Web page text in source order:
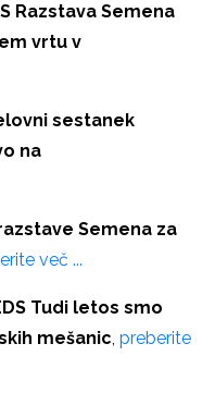
Razstava Semena
vrtu v
sestanek
na
Semena za
več ...
Tudi letos smo
mešanic, preberite